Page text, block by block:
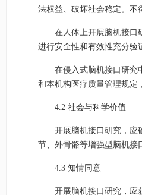
法权益、破坏社会稳定。不
在人体上开展脑机接口
进行安全性和有效性充分验
在侵入式脑机接口研究
和本机构医疗质量管理规定
4.2 社会与科学价值
开展脑机接口研究，应
节、外骨骼等增强型脑机接
4.3 知情同意
开展脑机接口研究，应